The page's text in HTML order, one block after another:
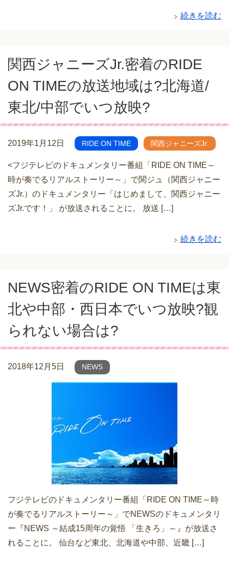
続きを読む
関西ジャニーズJr.密着のRIDE
ON TIMEの放送地域は?北海道/
東北/中部でいつ放映?
2019年1月12日 RIDE ON TIME 関西ジャニーズJr.
<フジテレビのドキュメンタリー番組「RIDE ON TIME～
時が奏でるリアルストーリー～」で関ジュ（関西ジャニー
ズJr.）のドキュメンタリー「はじめまして、関西ジャニー
ズJr.です！」 が放送されることに。 放送 […]
続きを読む
NEWS密着のRIDE ON TIMEは東
北や中部・西日本でいつ放映?観
られない場合は?
2018年12月5日 NEWS
フジテレビのドキュメンタリー番組「RIDE ON TIME～時
が奏でるリアルストーリー～」でNEWSのドキュメンタリ
ー『NEWS ～結成15周年の覚悟 「生きろ」～』が放送さ
れることに。 仙台など東北、北海道や中部、近畿 […]